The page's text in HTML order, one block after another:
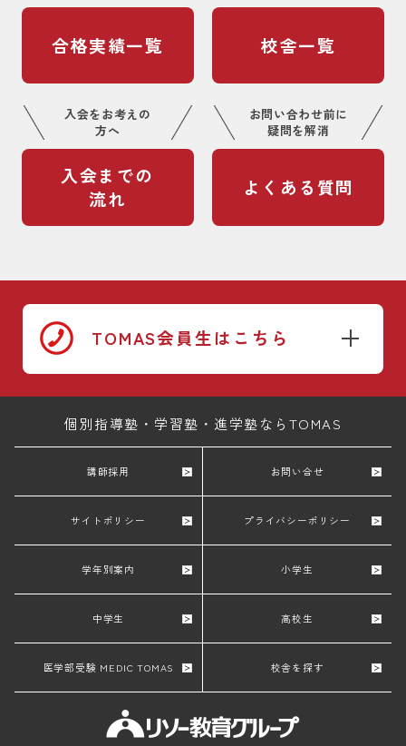
合格実績一覧 校舎一覧
入会をお考えの
方へ
入会までの
流れ
お問い合わせ前に
疑問を解消
よくある質問
TOMAS会員生はこちら
個別指導塾・学習塾・進学塾ならTOMAS
講師採用 お問い合せ
サイトポリシー プライバシーポリシー
学年別案内 小学生
中学生 高校生
医学部受験 MEDIC TOMAS 校舎を探す